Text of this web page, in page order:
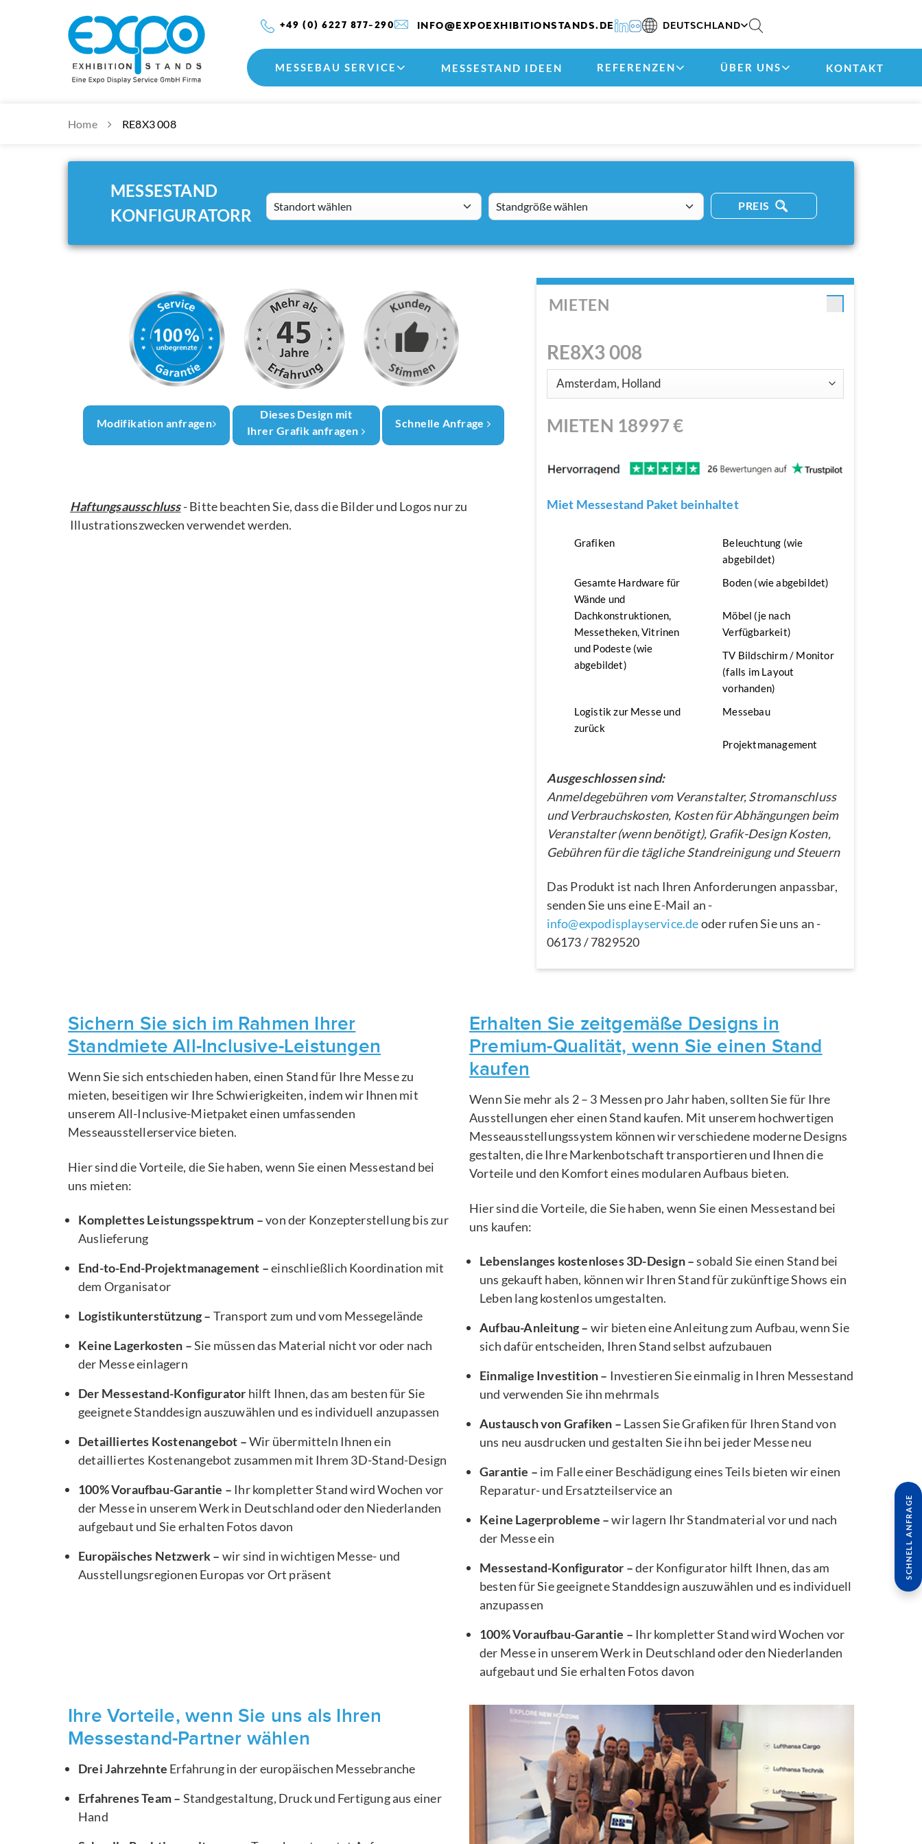
+49 (0) 6227 877-290 INFO@EXPOEXHIBITIONSTANDS.DE DEUTSCHLAND
MESSEBAU SERVICE MESSESTAND IDEEN REFERENZEN ÜBER UNS KONTAKT
Home RE8X3 008
MESSESTAND
KONFIGURATORR
Standort wählen standsizes PREIS
Modifikation anfragen
Dieses Design mit
Ihrer Grafik anfragen
Schnelle Anfrage
Haftungsausschluss- Bitte beachten Sie, dass die Bilder und Logos nur zu
Illustrationszwecken verwendet werden.
MIETEN
RE8X3 008
MIETEN 18997€
Miet Messestand Paket beinhaltet
Grafiken
Beleuchtung (wie
abgebildet)
Gesamte Hardware für
Wände und
Dachkonstruktionen,
Messetheken, Vitrinen
und Podeste (wie
abgebildet)
Boden (wie abgebildet)
Möbel (je nach
Verfügbarkeit)
TV Bildschirm / Monitor
(falls im Layout
vorhanden)
Logistik zur Messe und
zurück
Messebau
Projektmanagement
Ausgeschlossen sind:
Anmeldegebühren vom Veranstalter, Stromanschluss
und Verbrauchskosten, Kosten für Abhängungen beim
Veranstalter (wenn benötigt), Grafik-Design Kosten,
Gebühren für die tägliche Standreinigung und Steuern
Das Produkt ist nach Ihren Anforderungen anpassbar,
senden Sie uns eine E-Mail an -
info@expodisplayservice.deoder rufen Sie uns an -
06173 / 7829520
Sichern Sie sich im Rahmen Ihrer
Standmiete All-Inclusive-Leistungen
Wenn Sie sich entschieden haben, einen Stand für Ihre Messe zu
mieten, beseitigen wir Ihre Schwierigkeiten, indem wir Ihnen mit
unserem All-Inclusive-Mietpaket einen umfassenden
Messeausstellerservice bieten.
Hier sind die Vorteile, die Sie haben, wenn Sie einen Messestand bei
uns mieten:
Komplettes Leistungsspektrum –von der Konzepterstellung bis zur
Auslieferung
End-to-End-Projektmanagement –einschließlich Koordination mit
dem Organisator
Logistikunterstützung – Transport zum und vom Messegelände
Keine Lagerkosten –Sie müssen das Material nicht vor oder nach
der Messe einlagern
Der Messestand-Konfigurator hilft Ihnen, das am besten für Sie
geeignete Standdesign auszuwählen und es individuell anzupassen
Detailliertes Kostenangebot –Wir übermitteln Ihnen ein
detailliertes Kostenangebot zusammen mit Ihrem 3D-Stand-Design
100% Voraufbau-Garantie – Ihr kompletter Stand wird Wochen vor
der Messe in unserem Werk in Deutschland oder den Niederlanden
aufgebaut und Sie erhalten Fotos davon
Europäisches Netzwerk – wir sind in wichtigen Messe- und
Ausstellungsregionen Europas vor Ort präsent
Erhalten Sie zeitgemäße Designs in
Premium-Qualität, wenn Sie einen Stand
kaufen
Wenn Sie mehr als 2 – 3 Messen pro Jahr haben, sollten Sie für Ihre
Ausstellungen eher einen Stand kaufen. Mit unserem hochwertigen
Messeausstellungssystem können wir verschiedene moderne Designs
gestalten, die Ihre Markenbotschaft transportieren und Ihnen die
Vorteile und den Komfort eines modularen Aufbaus bieten.
Hier sind die Vorteile, die Sie haben, wenn Sie einen Messestand bei
uns kaufen:
Lebenslanges kostenloses 3D-Design –sobald Sie einen Stand bei
uns gekauft haben, können wir Ihren Stand für zukünftige Shows ein
Leben lang kostenlos umgestalten.
Aufbau-Anleitung – wir bieten eine Anleitung zum Aufbau, wenn Sie
sich dafür entscheiden, Ihren Stand selbst aufzubauen
Einmalige Investition – Investieren Sie einmalig in Ihren Messestand
und verwenden Sie ihn mehrmals
Austausch von Grafiken – Lassen Sie Grafiken für Ihren Stand von
uns neu ausdrucken und gestalten Sie ihn bei jeder Messe neu
Garantie – im Falle einer Beschädigung eines Teils bieten wir einen
Reparatur- und Ersatzteilservice an
Keine Lagerprobleme –wir lagern Ihr Standmaterial vor und nach
der Messe ein
Messestand-Konfigurator –der Konfigurator hilft Ihnen, das am
besten für Sie geeignete Standdesign auszuwählen und es individuell
anzupassen
100% Voraufbau-Garantie – Ihr kompletter Stand wird Wochen vor
der Messe in unserem Werk in Deutschland oder den Niederlanden
aufgebaut und Sie erhalten Fotos davon
Ihre Vorteile, wenn Sie uns als Ihren
Messestand-Partner wählen
Drei Jahrzehnte Erfahrung in der europäischen Messebranche
Erfahrenes Team – Standgestaltung, Druck und Fertigung aus einer
Hand
SCHNELL ANFRAGE